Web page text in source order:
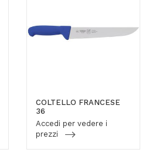
COLTELLO FRANCESE
36
Accedi per vedere i
prezzi